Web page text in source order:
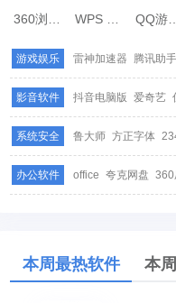
游戏娱乐 雷神加速器 腾讯助手
影音软件 抖音电脑版 爱奇艺
系统安全 鲁大师 方正字体
办公软件 office 夸克网盘 360
本周最热软件 本